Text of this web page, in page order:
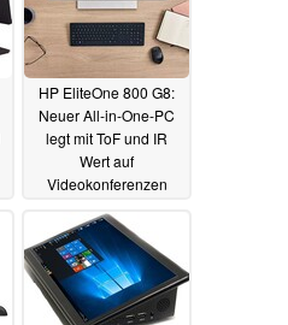
HP EliteOne 800 G8:
Neuer All-in-One-PC
legt mit ToF und IR
Wert auf
Videokonferenzen